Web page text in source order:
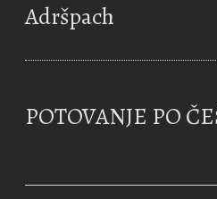
Adršpach
POTOVANJE PO